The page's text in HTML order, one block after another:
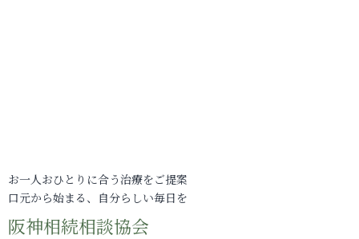
お一人おひとりに合う治療をご提案
口元から始まる、自分らしい毎日を
阪神相続相談協会